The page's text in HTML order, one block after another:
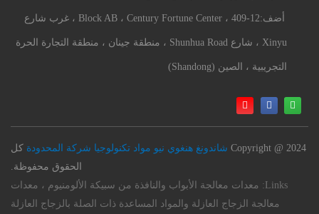
أضف: 409-12 ، Block AB ، Century Fortune Center ، غرب شارع
Xinyu ، شارع Shunhua Road ، منطقة جينان ، منطقة التجارة الحرة
التجريبية ، الصين (Shandong)
Copyright @ 2024 شاندونغ هنغوي نيو مواد تكنولوجيا شركة المحدودة كل
الحقوق محفوظة.
Links:
معدات معالجة الأبواب والنافذة من سبيكة الألومنيوم ، معدات
معالجة الزجاج العازلة والمواد المساعدة ذات الصلة بالزجاج العازلة